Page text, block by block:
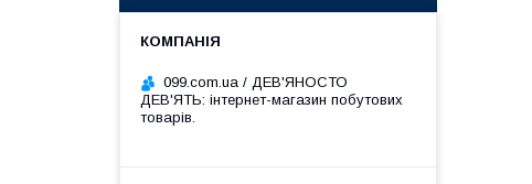
099.com.ua / ДЕВ'ЯНОСТО
ДЕВ'ЯТЬ: інтернет-магазин побутових
товарів.